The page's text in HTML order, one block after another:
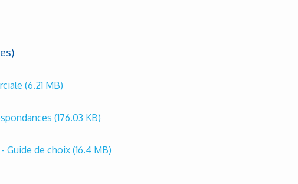
(6.21 MB)
(176.03 KB)
Guide de choix (16.4 MB)